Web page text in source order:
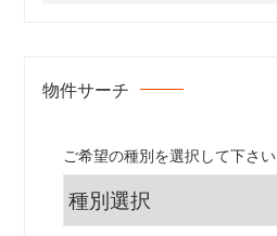
物件サーチ
ご希望の種別を選択して下さい